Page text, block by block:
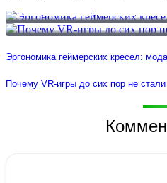
Почему VR-игры до сих пор не
Эргономика геймерских кресел:
Почему VR-игры до сих пор не